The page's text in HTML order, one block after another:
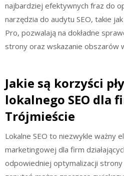
najbardziej efektywnych fraz do
narzędzia do audytu SEO, takie
Pro, pozwalają na dokładne
strony oraz wskazanie obszarów
Jakie są korzyści
lokalnego SEO dla
Trójmieście
Lokalne SEO to niezwykle ważny
marketingowej dla firm
odpowiedniej optymalizacji strony